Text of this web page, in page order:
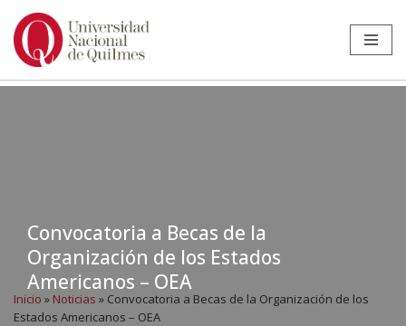
Ir
Convocatoria a Becas de la
Organización de los Estados
Americanos – OEA
Inicio » Noticias » Convocatoria a Becas de la Organización de los
Estados Americanos – OEA